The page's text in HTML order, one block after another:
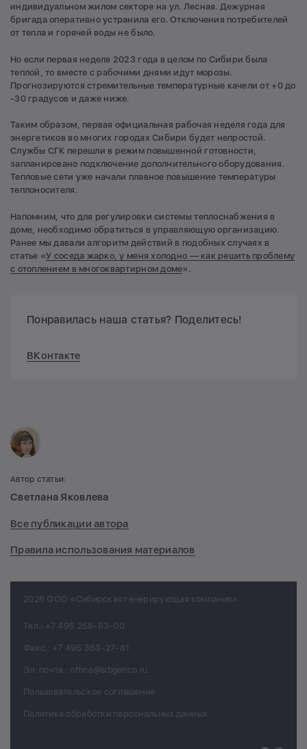
индивидуальном жилом секторе на ул. Лесная. Дежурная
бригада оперативно устранила его. Отключения потребителей
от тепла и горячей воды не было.
Но если первая неделя 2023 года в целом по Сибири была
теплой, то вместе с рабочими днями идут морозы.
Прогнозируются стремительные температурные качели от +0 до
-30 градусов и даже ниже.
Таким образом, первая официальная рабочая неделя года для
энергетиков во многих городах Сибири будет непростой.
Службы СГК перешли в режим повышенной готовности,
запланировано подключение дополнительного оборудования.
Тепловые сети уже начали плавное повышение температуры
теплоносителя.
Напомним, что для регулировки системы теплоснабжения в
доме, необходимо обратиться в управляющую организацию.
Ранее мы давали алгоритм действий в подобных случаях в
статье «У соседа жарко, у меня холодно — как решить проблему
с отоплением в многоквартирном доме».
Понравилась наша статья? Поделитесь!
ВКонтакте
Автор статьи:
Светлана Яковлева
Все публикации автора
Правила использования материалов
2026 ООО «Сибирская генерирующая компания»
Тел.: +7 495 258-83-00
Факс.: +7 495 363-27-81
Эл. почта.: office@sibgenco.ru
Пользовательское соглашение
Политика обработки персональных данных